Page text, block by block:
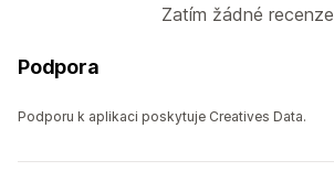
Zatím žádné recenze
Podpora
Podporu k aplikaci poskytuje Creatives Data.